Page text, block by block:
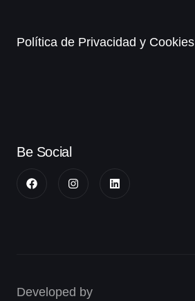
Política de Privacidad y Cookies
Be Social
Developed by